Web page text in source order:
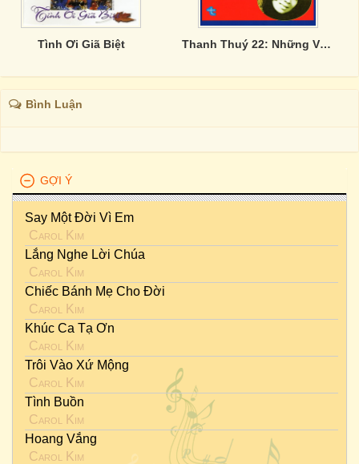
Tình Ơi Giã Biệt Thanh Thuý 22: Những Vùng Đất Mang Tên Anh
Bình Luận
GỢI Ý
Say Một Đời Vì Em
Carol Kim
Lắng Nghe Lời Chúa
Carol Kim
Chiếc Bánh Mẹ Cho Đời
Carol Kim
Khúc Ca Tạ Ơn
Carol Kim
Trôi Vào Xứ Mộng
Carol Kim
Tình Buồn
Carol Kim
Hoang Vắng
Carol Kim